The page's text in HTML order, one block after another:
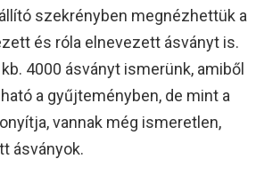
szekrényben megnézhettük a
és róla elnevezett ásványt is.
4000 ásványt ismerünk, amiből
a gyűjteményben, de mint a
vannak még ismeretlen,
ásványok.